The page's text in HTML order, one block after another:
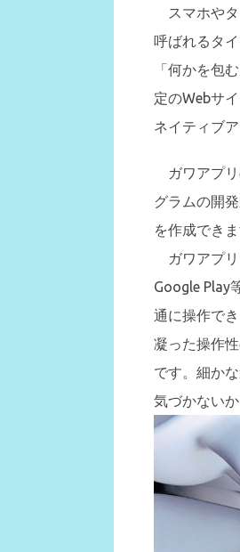
スマホやタ
呼ばれるタ
「何かを包
定のWebサ
ネイティブ
ガワアプリ
グラムの開
を作成できま
ガワアプリ
Google Play
通に操作で
凝った操作
です。細か
気づかないか